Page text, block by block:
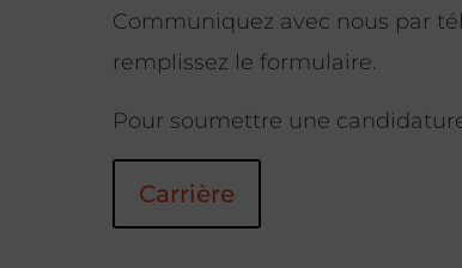
Communiquez avec nous par
remplissez le formulaire.
Pour soumettre une
Carrière